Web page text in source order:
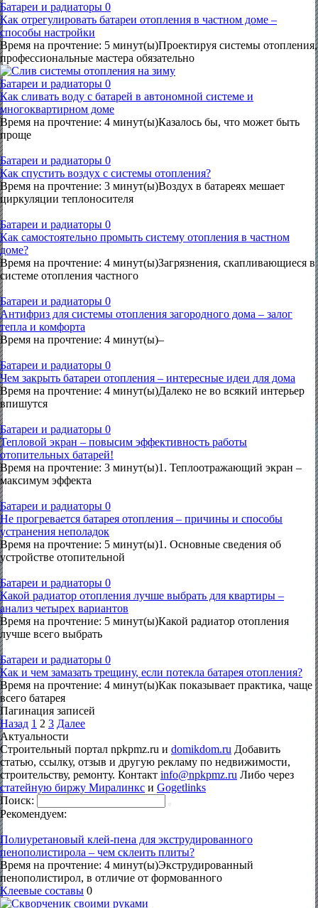
Батареи и радиаторы 0
Как отрегулировать батареи отопления в частном доме –
способы настройки
Время на прочтение: 5 минут(ы)Проектируя системы отопления,
профессиональные мастера обязательно
Батареи и радиаторы 0
Как сливать воду с батарей в автономной системе и
многоквартирном доме
Время на прочтение: 4 минут(ы)Казалось бы, что может быть
проще
Батареи и радиаторы 0
Как спустить воздух с системы отопления?
Время на прочтение: 3 минут(ы)Воздух в батареях мешает
циркуляции теплоносителя
Батареи и радиаторы 0
Как самостоятельно промыть систему отопления в частном
доме?
Время на прочтение: 4 минут(ы)Загрязнения, скапливающиеся в
системе отопления частного
Батареи и радиаторы 0
Антифриз для системы отопления загородного дома – залог
тепла и комфорта
Время на прочтение: 4 минут(ы)–
Батареи и радиаторы 0
Чем закрыть батареи отопления – интересные идеи для дома
Время на прочтение: 4 минут(ы)Далеко не во всякий интерьер
впишутся
Батареи и радиаторы 0
Тепловой экран – повысим эффективность работы
отопительных батарей!
Время на прочтение: 3 минут(ы)1. Теплоотражающий экран –
максимум эффекта
Батареи и радиаторы 0
Не прогревается батарея отопления – причины и способы
устранения неполадок
Время на прочтение: 5 минут(ы)1. Основные сведения об
устройстве отопительной
Батареи и радиаторы 0
Какой радиатор отопления лучше выбрать для квартиры –
анализ четырех вариантов
Время на прочтение: 5 минут(ы)Какой радиатор отопления
лучше всего выбрать
Батареи и радиаторы 0
Как и чем замазать трещину, если потекла батарея отопления?
Время на прочтение: 4 минут(ы)Как показывает практика, чаще
всего батарея
Пагинация записей
Назад 1 2 3 Далее
Актуальности
Строительный портал npkpmz.ru и domikdom.ru Добавить
статью, ссылку, отзыв и другую рекламу по недвижимости,
строительству, ремонту. Контакт info@npkpmz.ru Либо через
статейную биржу Миралинкс и Gogetlinks
Поиск:
Рекомендуем:
Полиуретановый клей-пена для экструдированного
пенополистирола – чем склеить плиты?
Время на прочтение: 4 минут(ы)Экструдированный
пенополистирол, в отличие от формованного
Клеевые составы 0